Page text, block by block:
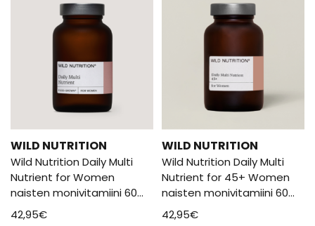
WILD NUTRITION
Wild Nutrition Daily Multi
Nutrient for Women
naisten monivitamiini 60
Kaps
42,95€
WILD NUTRITION
Wild Nutrition Daily Multi
Nutrient for 45+ Women
naisten monivitamiini 60
Kaps
42,95€